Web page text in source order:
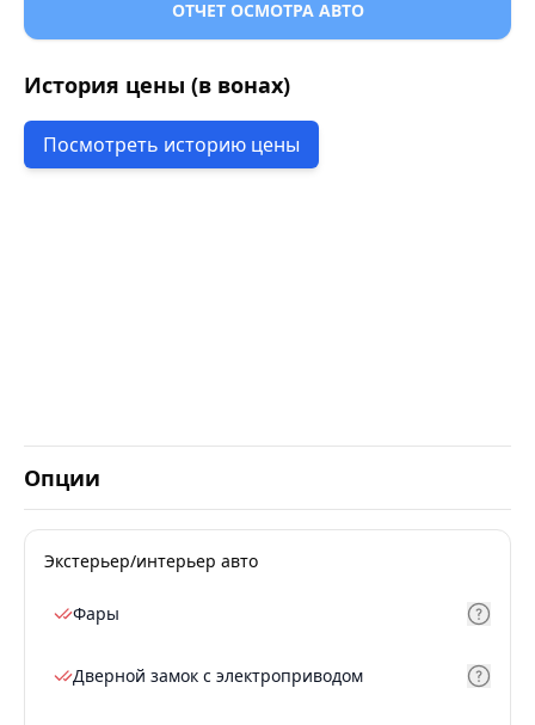
ОТЧЕТ ОСМОТРА АВТО
История цены (в вонах)
Посмотреть историю цены
Опции
Экстерьер/интерьер авто
Фары
Дверной замок с электроприводом